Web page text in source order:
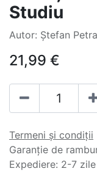
Studiu
Autor: Ștefan Petra
21,99 €
Termeni și condiții
Garanție de
Expediere: 2-7